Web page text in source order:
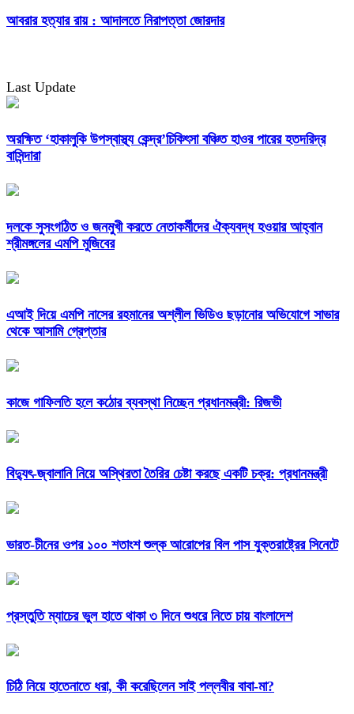
আবরার হত্যার রায় : আদালতে নিরাপত্তা জোরদার
Last Update
অরক্ষিত ‘হাকালুকি উপস্বাস্থ্য কেন্দ্র’চিকিৎসা বঞ্চিত হাওর পারের হতদরিদ্র
বাসিন্দারা
দলকে সুসংগঠিত ও জনমুখী করতে নেতাকর্মীদের ঐক্যবদ্ধ হওয়ার আহ্বান
শ্রীমঙ্গলের এমপি মুজিবের
এআই দিয়ে এমপি নাসের রহমানের অশ্লীল ভিডিও ছড়ানোর অভিযোগে সাভার
থেকে আসামি গ্রেপ্তার
কাজে গাফিলতি হলে কঠোর ব্যবস্থা নিচ্ছেন প্রধানমন্ত্রী: রিজভী
বিদ্যুৎ-জ্বালানি নিয়ে অস্থিরতা তৈরির চেষ্টা করছে একটি চক্র: প্রধানমন্ত্রী
ভারত-চীনের ওপর ১০০ শতাংশ শুল্ক আরোপের বিল পাস যুক্তরাষ্ট্রের সিনেটে
প্রস্তুতি ম্যাচের ভুল হাতে থাকা ৩ দিনে শুধরে নিতে চায় বাংলাদেশ
চিঠি নিয়ে হাতেনাতে ধরা, কী করেছিলেন সাই পল্লবীর বাবা-মা?